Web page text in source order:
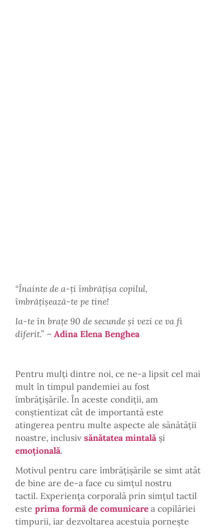
“Înainte de a-ți îmbrățișa copilul,
îmbrățișează-te pe tine!
Ia-te în brațe 90 de secunde și vezi ce va fi
diferit.” –Adina Elena Benghea
Pentru mulți dintre noi, ce ne-a lipsit cel mai
mult în timpul pandemiei au fost
îmbrățișările. În aceste condiții, am
conștientizat cât de importantă este
atingerea pentru multe aspecte ale sănătății
noastre, inclusivsănătatea mintală și
emoțională.
Motivul pentru care îmbrățișările se simt atât
de bine are de-a face cu simțul nostru
tactil. Experiența corporală prin simțul tactil
esteprima formă de comunicare a copilăriei
timpurii, iar dezvoltarea acestuia pornește